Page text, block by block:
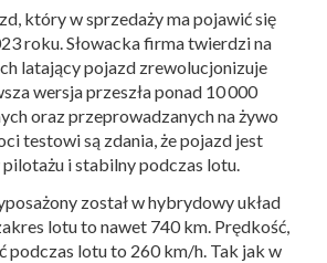
który w sprzedaży ma pojawić się
roku. Słowacka firma twierdzi na
latający pojazd zrewolucjonizuje
wersja przeszła ponad 10 000
oraz przeprowadzanych na żywo
testowi są zdania, że pojazd jest
i stabilny podczas lotu.
został w hybrydowy układ
lotu to nawet 740 km. Prędkość,
podczas lotu to 260 km/h. Tak jak w